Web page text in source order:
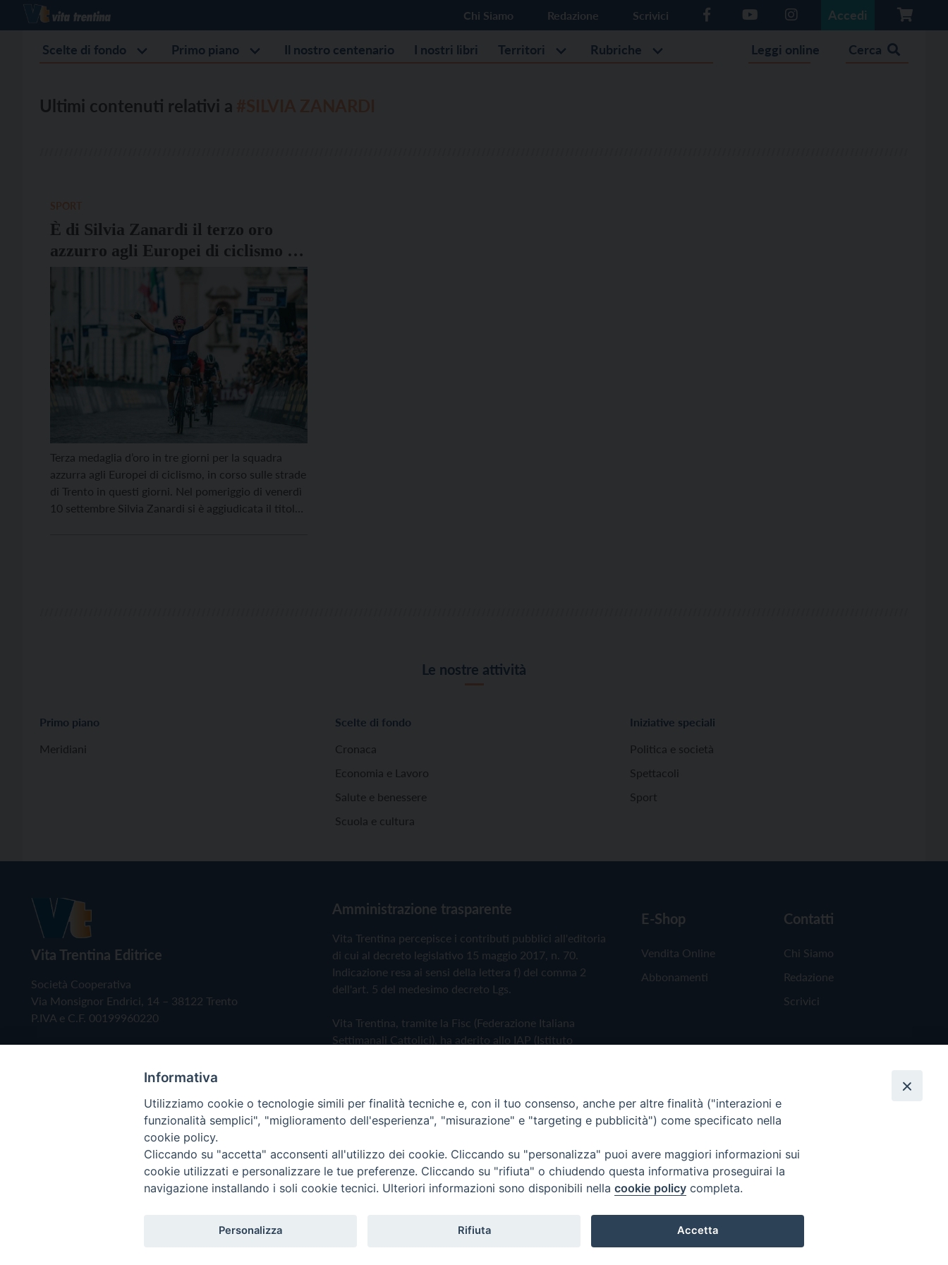
Chi Siamo Redazione Scrivici Accedi
Scelte di fondo Primo piano Il nostro centenario I nostri libri Territori Rubriche Leggi online Cerca
Ultimi contenuti relativi a
È di Silvia Zanardi il terzo oro
azzurro agli Europei di ciclismo di
Trento
Terza medaglia d’oro in tre giorni per la squadra
azzurra agli Europei di ciclismo, in corso sulle strade
di Trento in questi giorni. Nel pomeriggio di venerdì
10 settembre Silvia Zanardi si è aggiudicata il titolo
Le nostre attività
Primo piano
Meridiani
Scelte di fondo
Cronaca
Economia e Lavoro
Salute e benessere
Scuola e cultura
Iniziative speciali
Politica e società
Spettacoli
Sport
Vita Trentina Editrice
Società Cooperativa
Via Monsignor Endrici, 14 – 38122 Trento
P.IVA e C.F. 00199960220
Amministrazione trasparente
Vita Trentina percepisce i contributi pubblici all'editoria
di cui al decreto legislativo 15 maggio 2017, n. 70.
Indicazione resa ai sensi della lettera f) del comma 2
dell'art. 5 del medesimo decreto Lgs.
Vita Trentina, tramite la Fisc (Federazione Italiana
Settimanali Cattolici), ha aderito allo IAP (Istituto
Privacy Policy Cookie Policy
E-Shop
Vendita Online
Abbonamenti
Contatti
Chi Siamo
Redazione
Scrivici
Copyright © 2019 - Tutti i diritti riservati - Vita Trentina Editrice
Informativa
Utilizziamo cookie o tecnologie simili per finalità tecniche e, con il tuo consenso, anche per altre finalità ("interazioni e
funzionalità semplici", "miglioramento dell'esperienza", "misurazione" e "targeting e pubblicità") come specificato nella
cookie policy.
Cliccando su "accetta" acconsenti all'utilizzo dei cookie. Cliccando su "personalizza" puoi avere maggiori informazioni sui
cookie utilizzati e personalizzare le tue preferenze. Cliccando su "rifiuta" o chiudendo questa informativa proseguirai la
navigazione installando i soli cookie tecnici. Ulteriori informazioni sono disponibili nella cookie policy completa.
Personalizza Rifiuta Accetta